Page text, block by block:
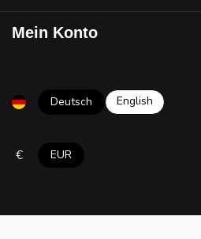
Mein Konto
Deutsch English
€ EUR